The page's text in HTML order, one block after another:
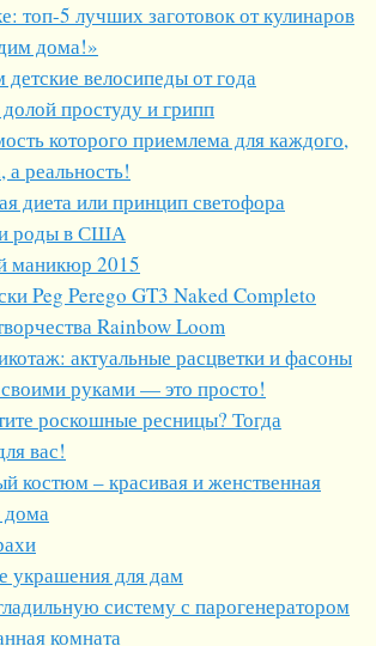
топ-5 лучших заготовок от кулинаров
дома!»
велосипеды от года
простуду и грипп
которого приемлема для каждого,
реальность!
диета или принцип светофора
роды в США
маникюр 2015
Peg Perego GT3 Naked Completo
Rainbow Loom
актуальные расцветки и фасоны
руками — это просто!
роскошные ресницы? Тогда
вас!
костюм – красивая и женственная
дома
украшения для дам
систему с парогенератором
комната